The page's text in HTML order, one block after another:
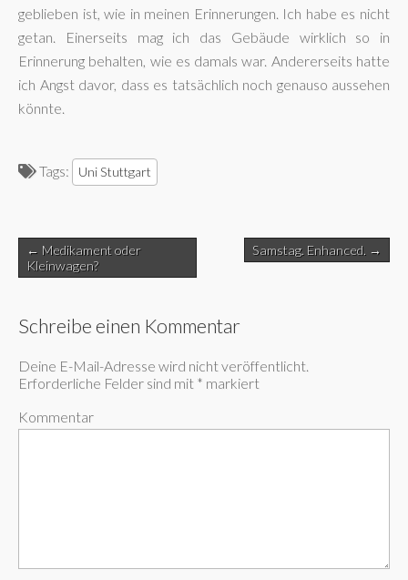
geblieben ist, wie in meinen Erinnerungen. Ich habe es nicht
getan. Einerseits mag ich das Gebäude wirklich so in
Erinnerung behalten, wie es damals war. Andererseits hatte
ich Angst davor, dass es tatsächlich noch genauso aussehen
könnte.
Tags: Uni Stuttgart
Post
navigation
← Medikament oder
Kleinwagen?
Samstag. Enhanced. →
Schreibe einen Kommentar
Deine E-Mail-Adresse wird nicht veröffentlicht.
Erforderliche Felder sind mit * markiert
Kommentar